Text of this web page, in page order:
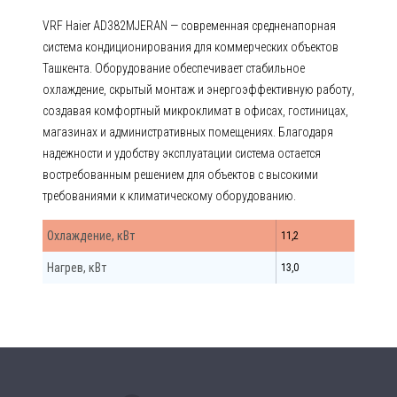
VRF Haier AD382MJERAN — современная средненапорная
система кондиционирования для коммерческих объектов
Ташкента. Оборудование обеспечивает стабильное
охлаждение, скрытый монтаж и энергоэффективную работу,
создавая комфортный микроклимат в офисах, гостиницах,
магазинах и административных помещениях. Благодаря
надежности и удобству эксплуатации система остается
востребованным решением для объектов с высокими
требованиями к климатическому оборудованию.
Охлаждение, кВт 11,2
Нагрев, кВт 13,0